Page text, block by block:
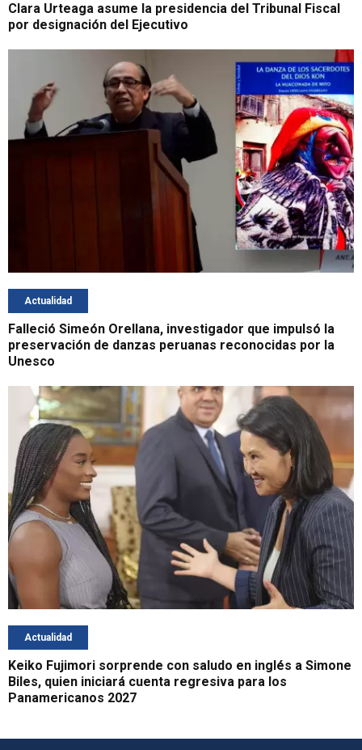
Clara Urteaga asume la presidencia del Tribunal Fiscal
por designación del Ejecutivo
Actualidad
Falleció Simeón Orellana, investigador que impulsó la
preservación de danzas peruanas reconocidas por la
Unesco
Actualidad
Keiko Fujimori sorprende con saludo en inglés a Simone
Biles, quien iniciará cuenta regresiva para los
Panamericanos 2027